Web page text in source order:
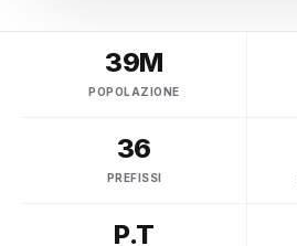
39M
POPOLAZIONE
36
PREFISSI
P.T